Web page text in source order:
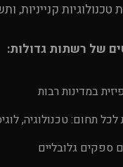
טכנולוגיות קנייניות,
של רשתות גדולות:
במדינות רבות
לכל תחום: טכנולוגיה,
ספקים גלובליים